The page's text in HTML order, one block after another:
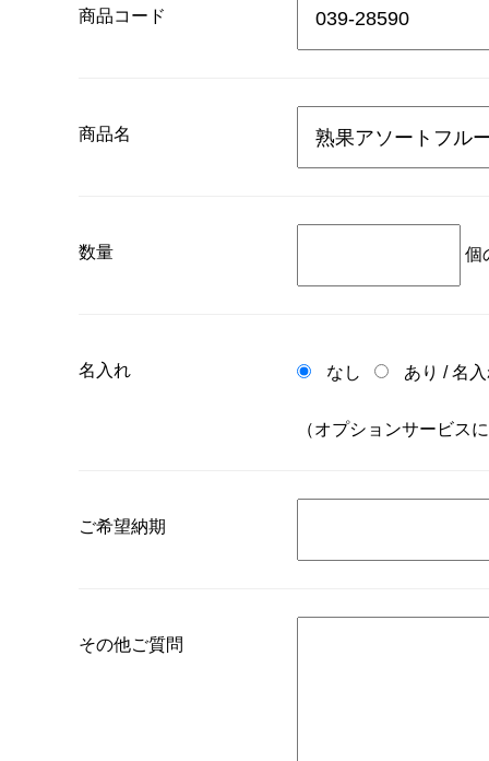
商品コード
商品名
数量 個
名入れ なし あり /名
（オプションサービス
ご希望納期
その他ご質問